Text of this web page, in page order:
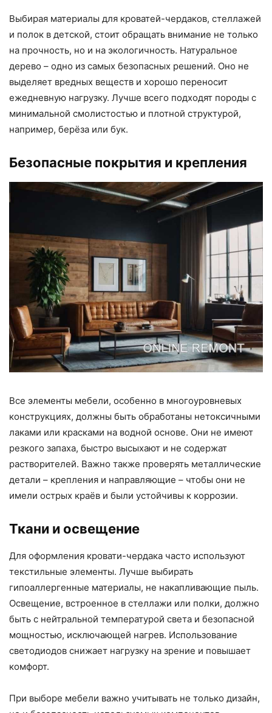
Выбирая материалы для кроватей-чердаков, стеллажей
и полок в детской, стоит обращать внимание не только
на прочность, но и на экологичность. Натуральное
дерево – одно из самых безопасных решений. Оно не
выделяет вредных веществ и хорошо переносит
ежедневную нагрузку. Лучше всего подходят породы с
минимальной смолистостью и плотной структурой,
например, берёза или бук.
Безопасные покрытия и крепления
Все элементы мебели, особенно в многоуровневых
конструкциях, должны быть обработаны нетоксичными
лаками или красками на водной основе. Они не имеют
резкого запаха, быстро высыхают и не содержат
растворителей. Важно также проверять металлические
детали – крепления и направляющие – чтобы они не
имели острых краёв и были устойчивы к коррозии.
Ткани и освещение
Для оформления кровати-чердака часто используют
текстильные элементы. Лучше выбирать
гипоаллергенные материалы, не накапливающие пыль.
Освещение, встроенное в стеллажи или полки, должно
быть с нейтральной температурой света и безопасной
мощностью, исключающей нагрев. Использование
светодиодов снижает нагрузку на зрение и повышает
комфорт.
При выборе мебели важно учитывать не только дизайн,